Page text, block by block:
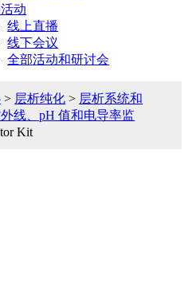
动
线上直播
线下会议
全部活动和研讨会
> 层析纯化 > 层析系统和
线、pH 值和电导率监
Kit